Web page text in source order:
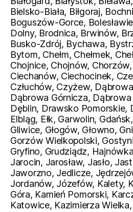
Bielsko-Biała, Biłgoraj,
Boguszów-Gorce,
Dolny, Brodnica, Brwinów,
Busko-Zdrój, Bychawa,
Bytom, Chełm, Chełmek,
Chojnice, Chojnów,
Ciechanów, Ciechocinek,
Człuchów, Czyżew,
Dąbrowa Górnicza,
Dęblin, Drawsko Pomorskie,
Elbląg, Ełk, Garwolin,
Gliwice, Głogów, Głowno,
Gorzów Wielkopolski,
Gryfino, Grudziądz,
Jarocin, Jarosław, Jasło,
Jaworzno, Jedlicze,
Jordanów, Józefów, Kalety,
Góra, Kamień Pomorski,
Katowice, Kazimierza